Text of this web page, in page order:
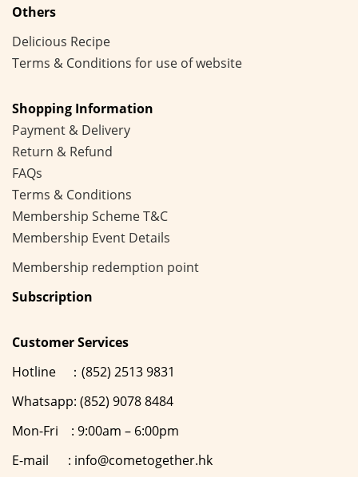
Others
Delicious Recipe
Terms & Conditions for use of website
Shopping Information
Payment & Delivery
Return & Refund
FAQs
Terms & Conditions
Membership SchemeT&C
Membership Event Details
Membership redemption point
Subscription
Customer Services
Hotline ：(852) 2513 9831
Whatsapp: (852) 9078 8484
Mon-Fri : 9:00am – 6:00pm
E-mail : info@cometogether.hk